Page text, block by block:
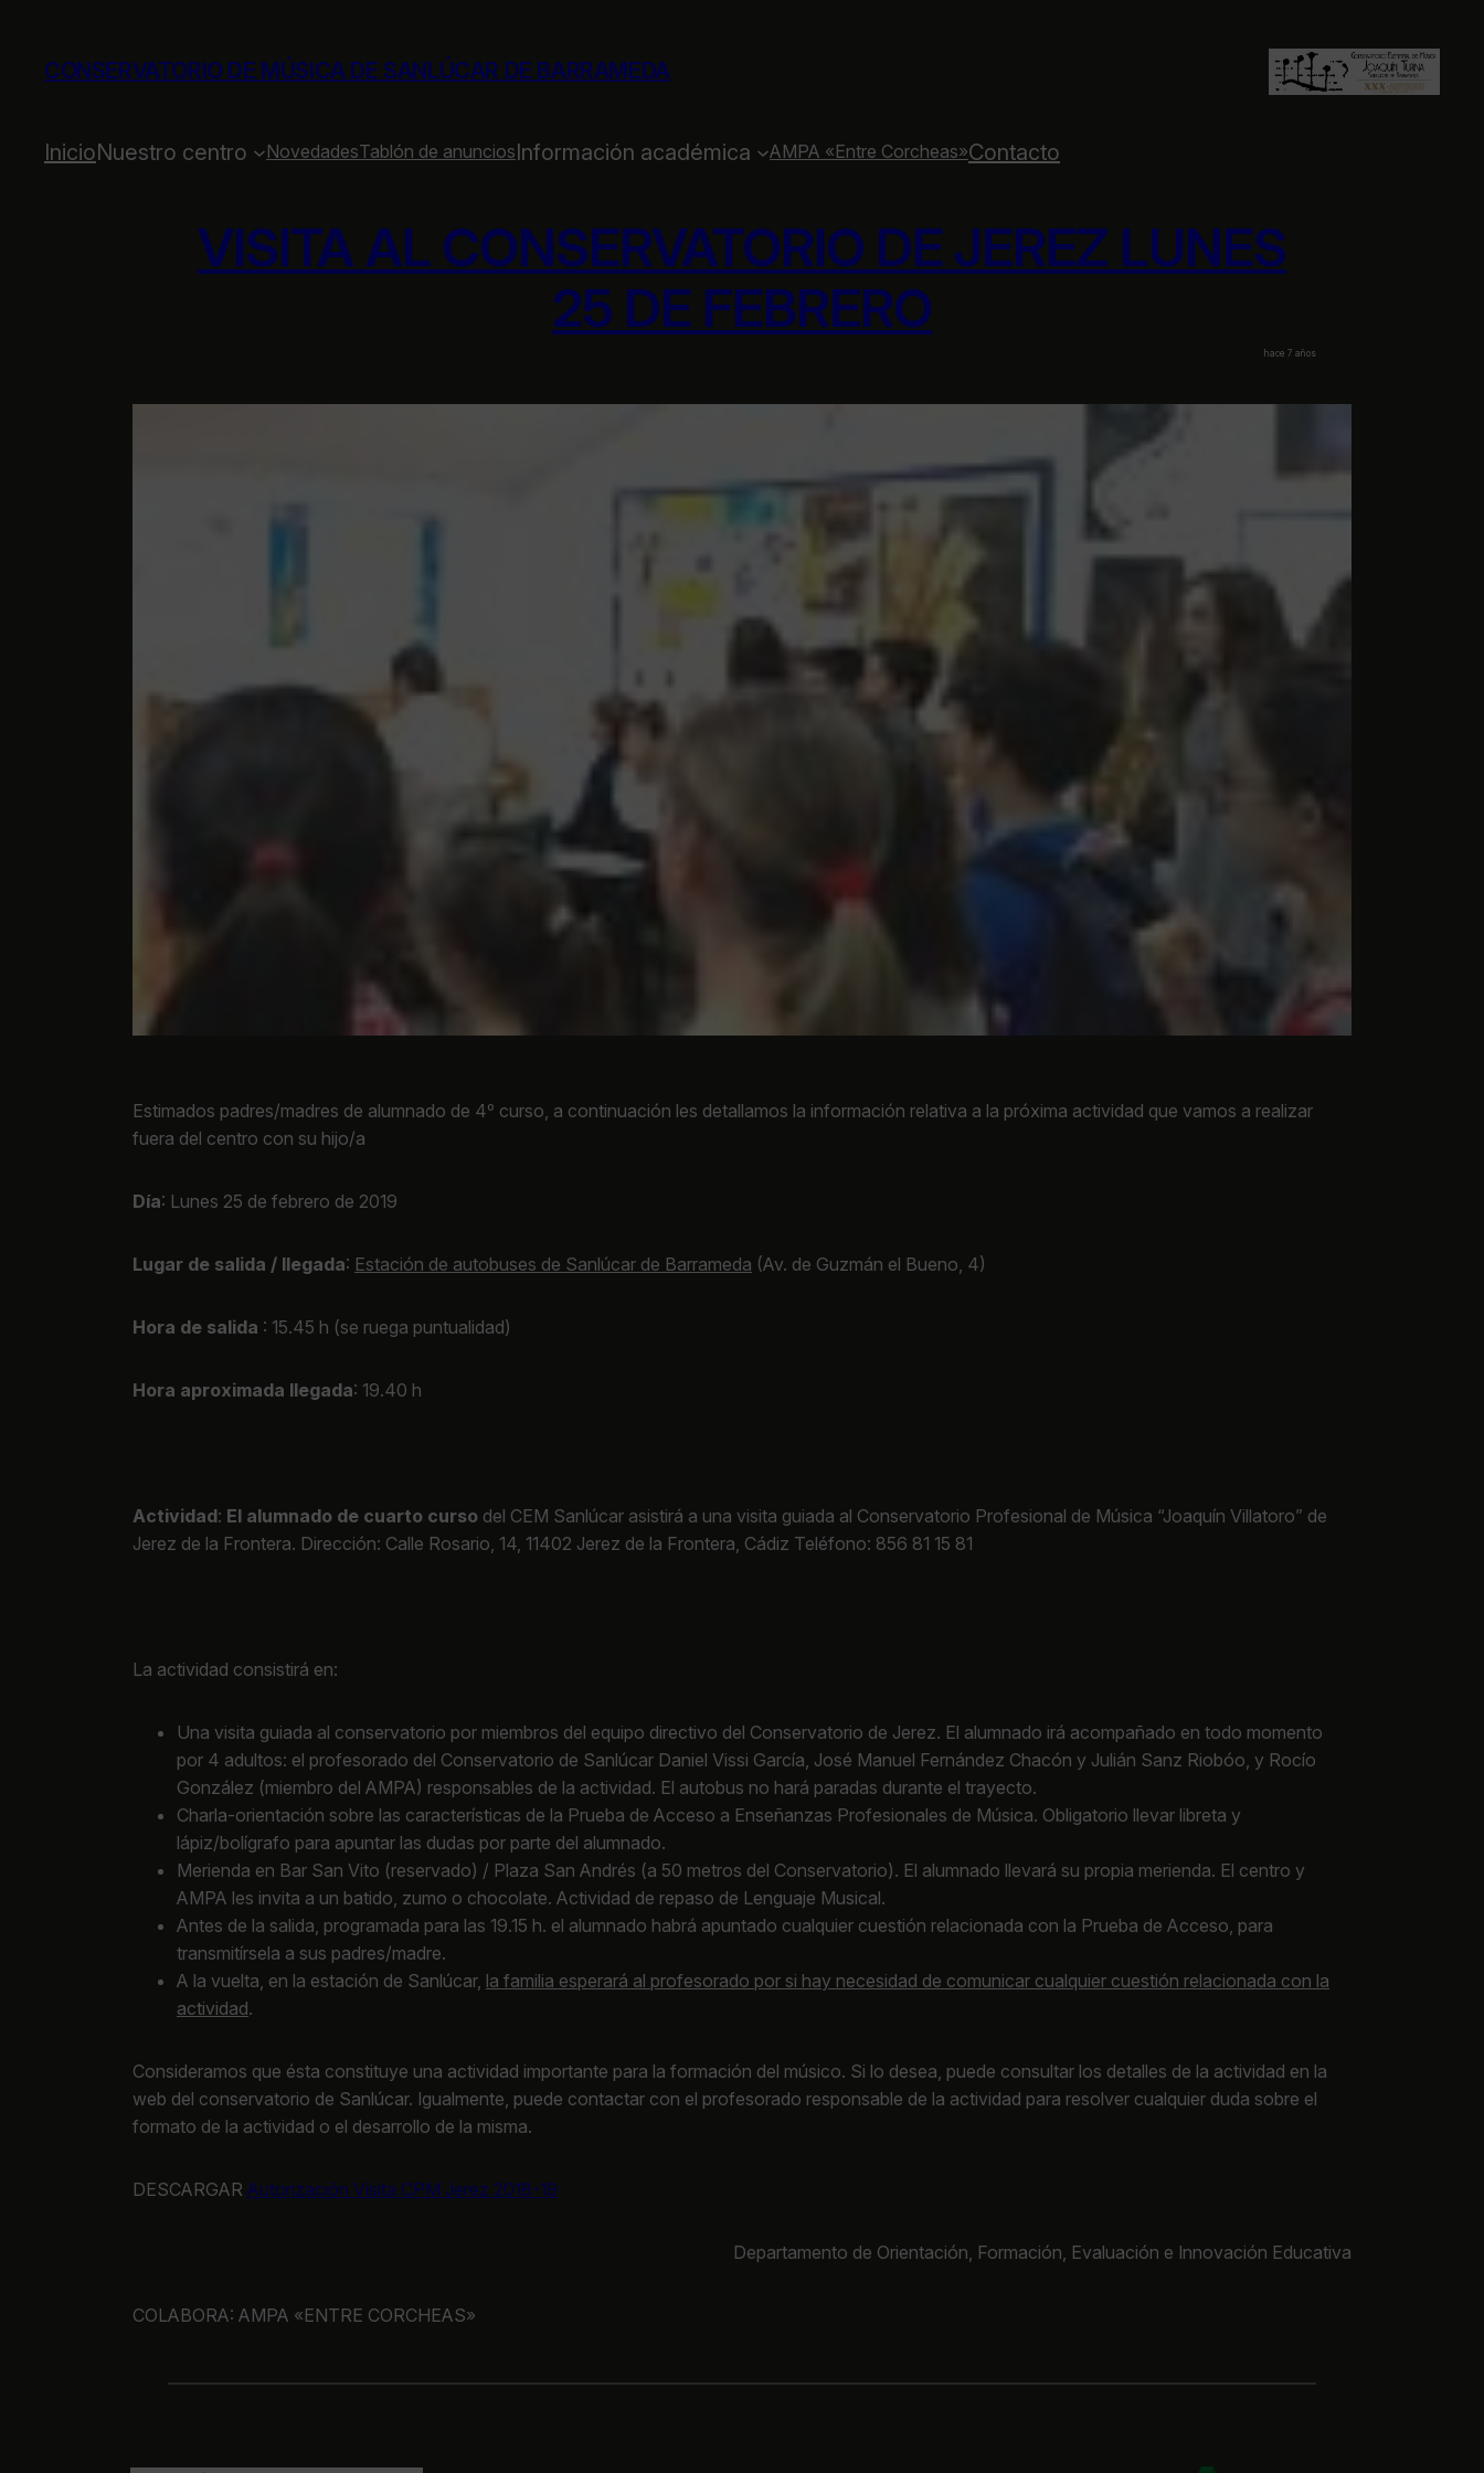
contenido
CONSERVATORIO DE MÚSICA DE SANLÚCAR DE BARRAMEDA
InicioNuestro centro NovedadesTablón de anunciosInformación académica AMPA «Entre Corcheas»Contacto
VISITA AL CONSERVATORIO DE JEREZ LUNES
25 DE FEBRERO
hace 7 años
Estimados padres/madres de alumnado de 4º curso, a continuación les detallamos la información relativa a la próxima actividad que vamos a realizar
fuera del centro con su hijo/a
Día: Lunes 25 de febrero de 2019
Lugar de salida / llegada: Estación de autobuses de Sanlúcar de Barrameda (Av. de Guzmán el Bueno, 4)
Hora de salida : 15.45 h (se ruega puntualidad)
Hora aproximada llegada: 19.40 h
Actividad: El alumnado de cuarto curso del CEM Sanlúcar asistirá a una visita guiada al Conservatorio Profesional de Música “Joaquín Villatoro” de
Jerez de la Frontera. Dirección: Calle Rosario, 14, 11402 Jerez de la Frontera, Cádiz Teléfono: 856 81 15 81
La actividad consistirá en:
Una visita guiada al conservatorio por miembros del equipo directivo del Conservatorio de Jerez. El alumnado irá acompañado en todo momento
por 4 adultos: el profesorado del Conservatorio de Sanlúcar Daniel Vissi García, José Manuel Fernández Chacón y Julián Sanz Riobóo, y Rocío
González (miembro del AMPA) responsables de la actividad. El autobus no hará paradas durante el trayecto.
Charla-orientación sobre las características de la Prueba de Acceso a Enseñanzas Profesionales de Música. Obligatorio llevar libreta y
lápiz/bolígrafo para apuntar las dudas por parte del alumnado.
Merienda en Bar San Vito (reservado) / Plaza San Andrés (a 50 metros del Conservatorio). El alumnado llevará su propia merienda. El centro y
AMPA les invita a un batido, zumo o chocolate. Actividad de repaso de Lenguaje Musical.
Antes de la salida, programada para las 19.15 h. el alumnado habrá apuntado cualquier cuestión relacionada con la Prueba de Acceso, para
transmitírsela a sus padres/madre.
A la vuelta, en la estación de Sanlúcar, la familia esperará al profesorado por si hay necesidad de comunicar cualquier cuestión relacionada con la
actividad.
Consideramos que ésta constituye una actividad importante para la formación del músico. Si lo desea, puede consultar los detalles de la actividad en la
web del conservatorio de Sanlúcar. Igualmente, puede contactar con el profesorado responsable de la actividad para resolver cualquier duda sobre el
formato de la actividad o el desarrollo de la misma.
DESCARGAR Autorización Visita CPM Jerez 2018-19
Departamento de Orientación, Formación, Evaluación e Innovación Educativa
COLABORA: AMPA «ENTRE CORCHEAS»